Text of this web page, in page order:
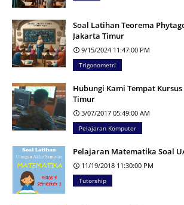
Soal Latihan Teorema
Jakarta Timur
9/15/2024 11:47:00 PM
Trigonometri
Hubungi Kami Tempat
Timur
3/07/2017 05:49:00 AM
Pelajaran Komputer
Pelajaran Matematika Soal
11/19/2018 11:30:00 PM
Tutorship